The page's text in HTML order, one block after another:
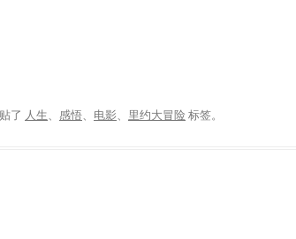
了 人生、 感悟、 电影、 里约大冒险 标签。